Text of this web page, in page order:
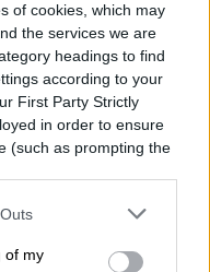
of cookies, which may
the services we are
headings to find
according to your
First Party Strictly
in order to ensure
(such as prompting the
of my
funcional
y que los
de la robótica
en 1942 para
los sistemas.